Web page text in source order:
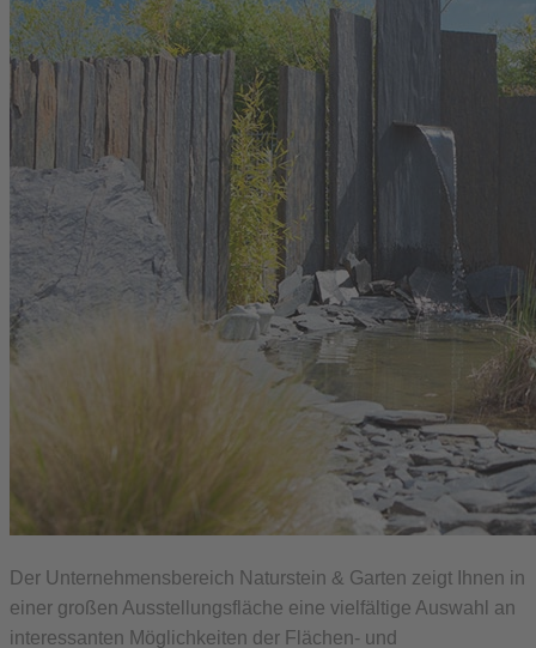
Der Unternehmensbereich Naturstein & Garten zeigt Ihnen in
einer großen Ausstellungsfläche eine vielfältige Auswahl an
interessanten Möglichkeiten der Flächen- und